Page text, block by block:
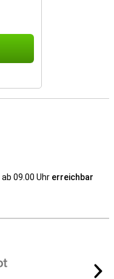
ab 09.00 Uhr erreichbar